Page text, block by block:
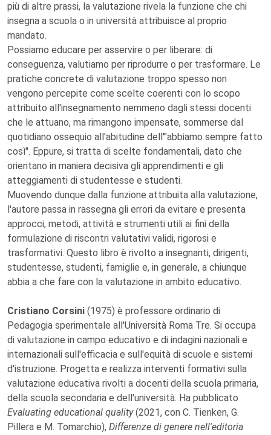
più di altre prassi, la valutazione rivela la funzione che chi
insegna a scuola o in università attribuisce al proprio
mandato.
Possiamo educare per asservire o per liberare: di
conseguenza, valutiamo per riprodurre o per trasformare. Le
pratiche concrete di valutazione troppo spesso non
vengono percepite come scelte coerenti con lo scopo
attribuito all'insegnamento nemmeno dagli stessi docenti
che le attuano, ma rimangono impensate, sommerse dal
quotidiano ossequio all'abitudine dell'"abbiamo sempre fatto
così". Eppure, si tratta di scelte fondamentali, dato che
orientano in maniera decisiva gli apprendimenti e gli
atteggiamenti di studentesse e studenti.
Muovendo dunque dalla funzione attribuita alla valutazione,
l'autore passa in rassegna gli errori da evitare e presenta
approcci, metodi, attività e strumenti utili ai fini della
formulazione di riscontri valutativi validi, rigorosi e
trasformativi. Questo libro è rivolto a insegnanti, dirigenti,
studentesse, studenti, famiglie e, in generale, a chiunque
abbia a che fare con la valutazione in ambito educativo.
Cristiano Corsini (1975) è professore ordinario di
Pedagogia sperimentale all'Università Roma Tre. Si occupa
di valutazione in campo educativo e di indagini nazionali e
internazionali sull'efficacia e sull'equità di scuole e sistemi
d'istruzione. Progetta e realizza interventi formativi sulla
valutazione educativa rivolti a docenti della scuola primaria,
della scuola secondaria e dell'università. Ha pubblicato
Evaluating educational quality(2021, con C. Tienken, G.
Pillera e M. Tomarchio), Differenze di genere nell'editoria